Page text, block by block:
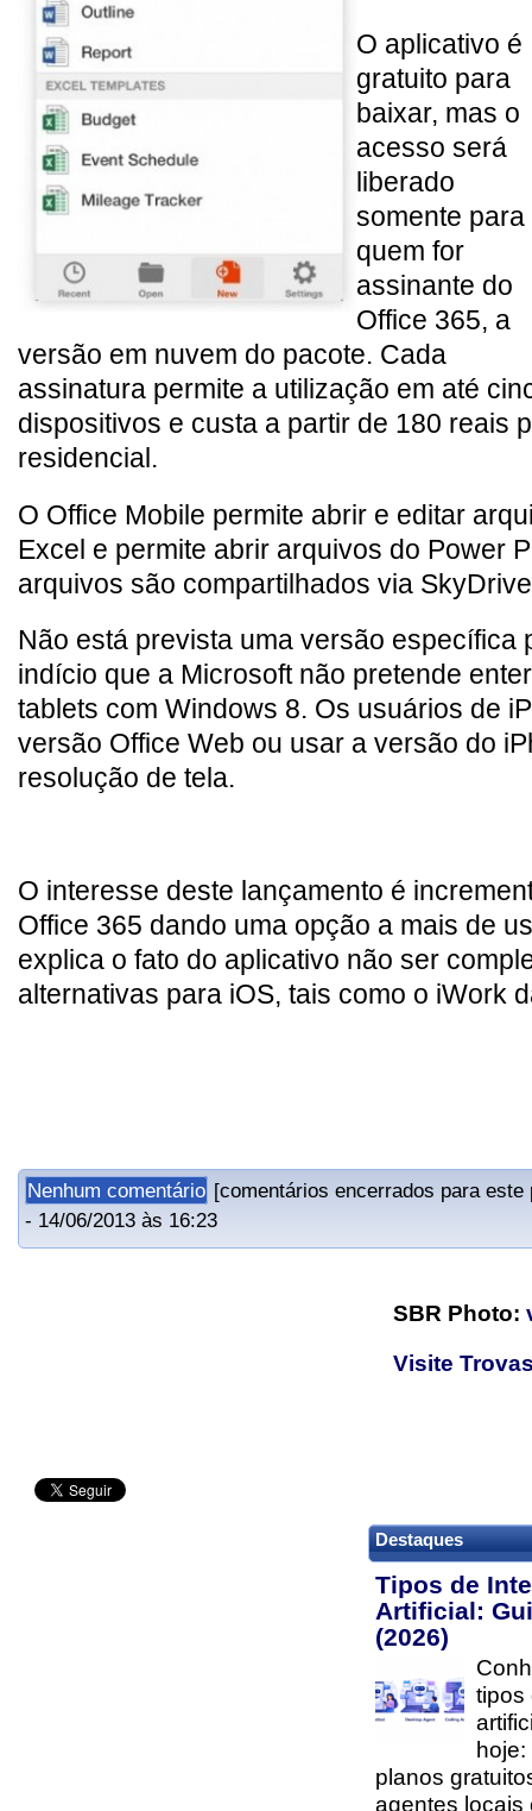
O aplicativo é
gratuito para
baixar, mas o
acesso será
liberado
somente para
quem for
assinante do
Office 365, a
versão em nuvem do pacote. Cada
assinatura permite a utilização em até
dispositivos e custa a partir de 180 reais
residencial.
O Office Mobile permite abrir e editar
Excel e permite abrir arquivos do Power
arquivos são compartilhados via
Não está prevista uma versão específica
indício que a Microsoft não pretende
tablets com Windows 8. Os usuários de
versão Office Web ou usar a versão do
resolução de tela.
O interesse deste lançamento é
Office 365 dando uma opção a mais de
explica o fato do aplicativo não ser
alternativas para iOS, tais como o iWork
Nenhum comentário [comentários encerrados para
- 14/06/2013 às 16:23
SBR Photo:
Visite
Destaques
Tipos de
Artificial:
(2026)
tipos
planos
agentes locais